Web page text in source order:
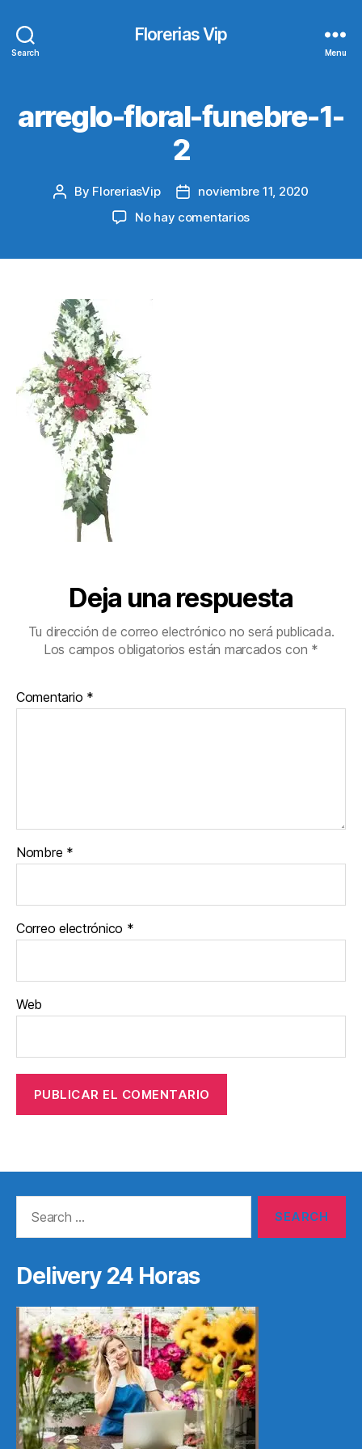
Search
Florerias Vip
Menu
arreglo-floral-funebre-1-
2
Post
By FloreriasVip
Postnoviembre 11, 2020
No hay comentariosen
Deja una respuesta
Tu dirección de correo electrónico no será publicada.
Los campos obligatorios están marcados con *
Comentario *
Nombre *
Correo electrónico *
Web
Delivery 24 Horas